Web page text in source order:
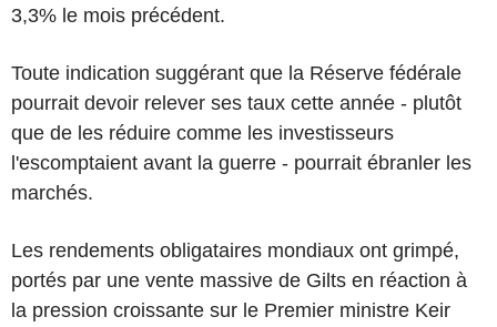
3,3% le mois précédent.
Toute indication suggérant que la Réserve fédérale
pourrait devoir relever ses taux cette année - plutôt
que de les réduire comme les investisseurs
l'escomptaient avant la guerre - pourrait ébranler les
marchés.
Les rendements obligataires mondiaux ont grimpé,
portés par une vente massive de Gilts en réaction à
la pression croissante sur le Premier ministre Keir